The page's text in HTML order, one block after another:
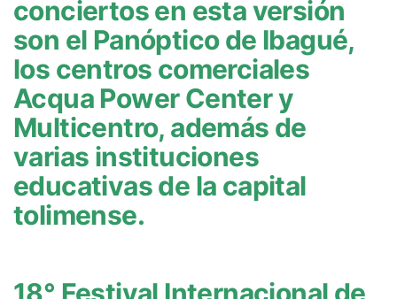
conciertos en esta versión
son el Panóptico de Ibagué,
los centros comerciales
Acqua Power Center y
Multicentro, además de
varias instituciones
educativas de la capital
tolimense.